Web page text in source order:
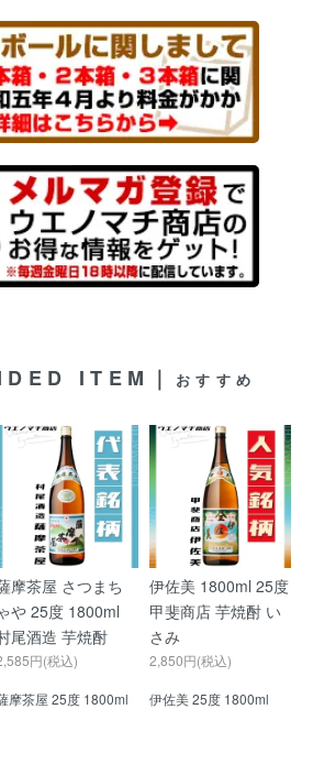
ITEM｜ おすすめ
摩茶屋 さつまち
や 25度 1800ml
尾酒造 芋焼酎
円(税込)
摩茶屋 25度 1800ml
伊佐美 1800ml 25度
甲斐商店 芋焼酎 い
さみ
2,850円(税込)
伊佐美 25度 1800ml